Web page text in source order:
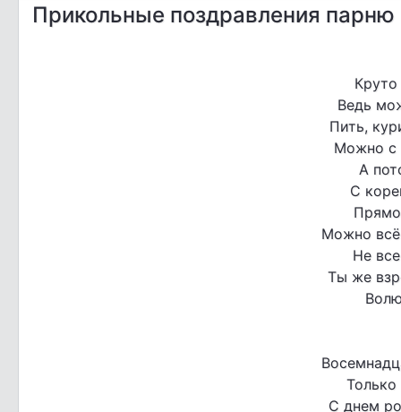
Прикольные поздравления парню
Ведь
Пить,
Можно с
А
С
Прямо
Можно
Не
Ты же
С днем